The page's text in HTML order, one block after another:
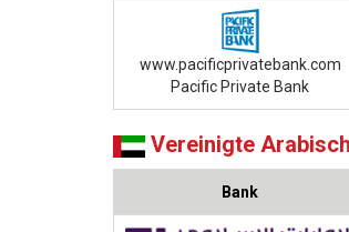
www.pacificprivatebank.com
Pacific Private Bank
Vereinigte
Bank